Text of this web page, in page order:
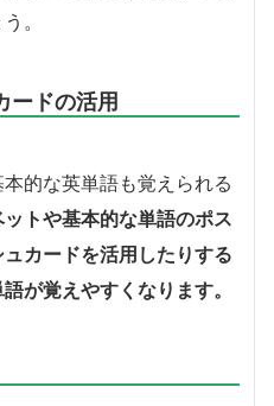
。
ードの活用
的な英単語も覚えられる
トや基本的な単語のポス
カードを活用したりする
が覚えやすくなります。